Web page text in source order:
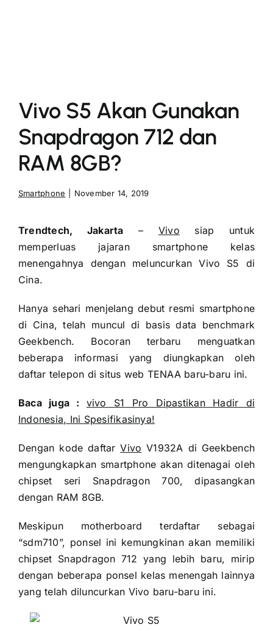
Vivo S5 Akan Gunakan
Snapdragon 712 dan
RAM 8GB?
Smartphone November 14, 2019
Trendtech, Jakarta – Vivo siap untuk
memperluas jajaran smartphone kelas
menengahnya dengan meluncurkan Vivo S5 di
Cina.
Hanya sehari menjelang debut resmi smartphone
di Cina, telah muncul di basis data benchmark
Geekbench. Bocoran terbaru menguatkan
beberapa informasi yang diungkapkan oleh
daftar telepon di situs web TENAA baru-baru ini.
Baca juga : vivo S1 Pro Dipastikan Hadir di
Indonesia, Ini Spesifikasinya!
Dengan kode daftarVivo V1932A di Geekbench
mengungkapkan smartphone akan ditenagai oleh
chipset seri Snapdragon 700, dipasangkan
dengan RAM 8GB.
Meskipun motherboard terdaftar sebagai
“sdm710”, ponsel ini kemungkinan akan memiliki
chipset Snapdragon 712 yang lebih baru, mirip
dengan beberapa ponsel kelas menengah lainnya
yang telah diluncurkan Vivo baru-baru ini.